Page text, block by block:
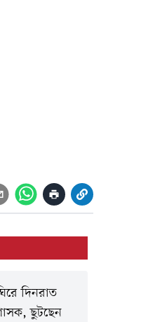
দিনরাত
ছুটছেন